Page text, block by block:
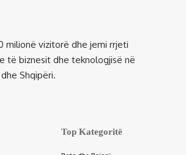
milionë vizitorë dhe jemi rrjeti
të biznesit dhe teknologjisë në
Shqipëri.
Top Kategoritë